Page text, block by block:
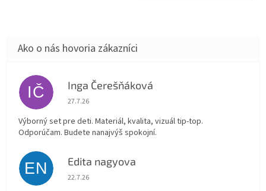
IČ Inga Čerešňáková
Hodnotenie obchodu je 5 z 5 hviezdičiek.
27.7.26
Výborný set pre deti. Materiál, kvalita, vizuál tip-top.
Odporúčam. Budete nanajvýš spokojní.
EN Edita nagyova
Hodnotenie obchodu je 5 z 5 hviezdičiek.
22.7.26